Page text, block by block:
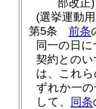
部改正)
(選挙運動
第5条
前条
同一の日
契約との
は、これ
ずれか一
して、
同条